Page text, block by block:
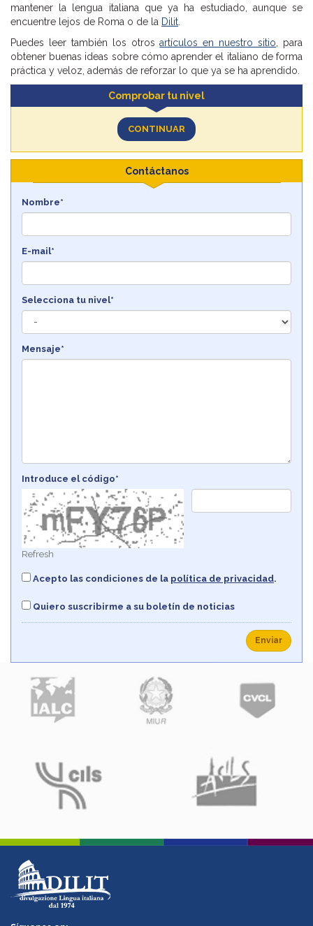
mantener la lengua italiana que ya ha estudiado, aunque se
encuentre lejos de Roma o de la Dilit
Puedes leer también los otrosartículos en nuestro sitio , para
obtener buenas ideas sobre cómo aprender el italiano de forma
práctica y veloz, además de reforzar lo que ya se ha aprendido.
Comprobar tu nivel
CONTINUAR
Contáctanos
Nombre*
E-mail*
Selecciona tu nivel*
Mensaje*
Introduce el código*
Refresh
Acepto las condiciones de la política de privacidad.
Quiero suscribirme a su boletín de noticias
Enviar